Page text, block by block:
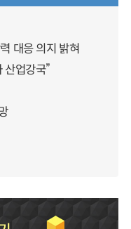
대응 의지 밝혀
업강국”